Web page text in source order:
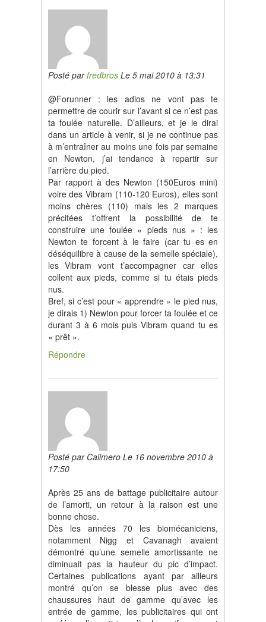
Posté parfredbrosLe 5 mai 2010 à 13:31
@Forunner : les adios ne vont pas te
permettre de courir sur l’avant si ce n’est pas
ta foulée naturelle. D’ailleurs, et je le dirai
dans un article à venir, si je ne continue pas
à m’entraîner au moins une fois par semaine
en Newton, j’ai tendance à repartir sur
l’arrière du pied.
Par rapport à des Newton (150Euros mini)
voire des Vibram (110-120 Euros), elles sont
moins chères (110) mais les 2 marques
précitées t’offrent la possibilité de te
construire une foulée « pieds nus » : les
Newton te forcent à le faire (car tu es en
déséquilibre à cause de la semelle spéciale),
les Vibram vont t’accompagner car elles
collent aux pieds, comme si tu étais pieds
nus.
Bref, si c’est pour « apprendre » le pied nus,
je dirais 1) Newton pour forcer ta foulée et ce
durant 3 à 6 mois puis Vibram quand tu es
« prêt ».
Répondre
Posté par Calimero Le 16 novembre 2010 à
17:50
Après 25 ans de battage publicitaire autour
de l’amorti, un retour à la raison est une
bonne chose.
Dès les années 70 les biomécaniciens,
notamment Nigg et Cavanagh avaient
démontré qu’une semelle amortissante ne
diminuait pas la hauteur du pic d’impact.
Certaines publications ayant par ailleurs
montré qu’on se blesse plus avec des
chaussures haut de gamme qu’avec les
entrée de gamme, les publicitaires qui ont